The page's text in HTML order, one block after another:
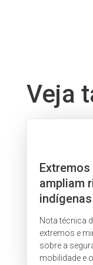
Veja
ampliam
Nota técnica
extremos e
sobre a
mobilidade e